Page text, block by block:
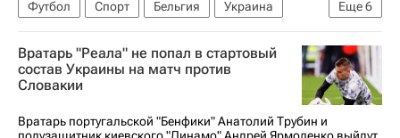
Еще6
Футбол Спорт Бельгия
Украина
Германия
Леандро Троссард
Жереми Доку
Ромелу Лукаку
Арсенал (Лондон)
Вратарь "Реала" не попал в стартовый
состав Украины на матч против
Словакии
Вратарь португальской "Бенфики" Анатолий Трубин и